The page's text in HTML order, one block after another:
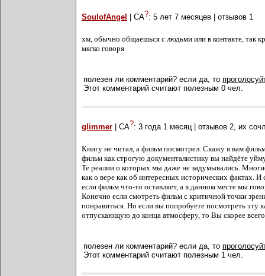
SoulofAngel | СА?: 5 лет 7 месяцев | отзывов 1
хм, обычно общаешься с людьми или в контакте, так
мягко говоря
полезен ли комментарий? если да, то
Этот комментарий считают полезным 0 чел.
glimmer | СА?: 3 года 1 месяц| отзывов 2, их
Книгу не читал, а фильм посмотрел. Скажу я вам
фильм как строгую документалистику вы найдёте
Те реалии о которых мы даже не задумывались.
как о вере как об интересных исторических фактах.
если фильм что-то оставляет, а в данном месте мы
Конечно если смотреть фильм с критичной точки
понравиться. Но если вы попробуете посмотреть
отпускающую до конца атмосферу, то Вы скорее
полезен ли комментарий? если да, то
Этот комментарий считают полезным 1 чел.